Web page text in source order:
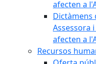
afecten a
Dictàmens
Assessora
afecten a
Recursos